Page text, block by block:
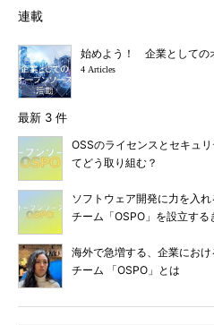
連載
始めよう！ 企業としての
4 Articles
最新 3 件
OSSのライセンスとセキュ
てどう取り組む？
ソフトウェア開発に力を入
チーム「OSPO」を設立する
海外で急増する、企業にお
チーム 「OSPO」とは